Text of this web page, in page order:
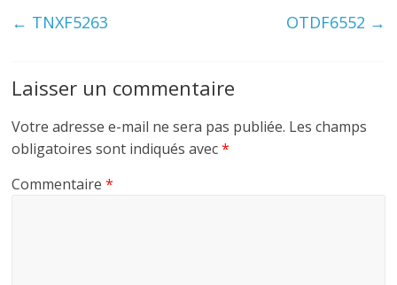
← TNXF5263 OTDF6552 →
Laisser un commentaire
Votre adresse e-mail ne sera pas publiée. Les champs
obligatoires sont indiqués avec*
Commentaire*